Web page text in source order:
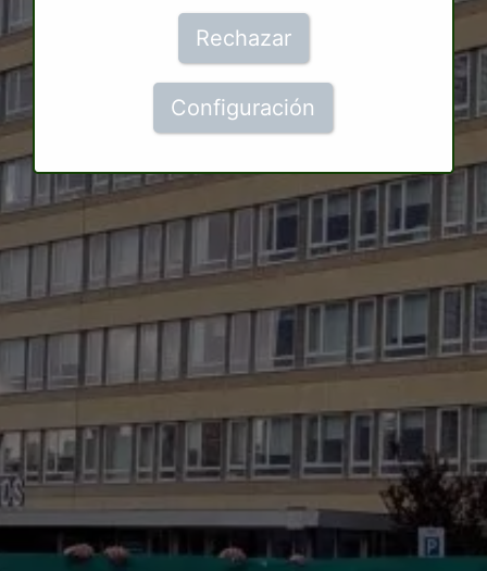
Rechazar
Configuración